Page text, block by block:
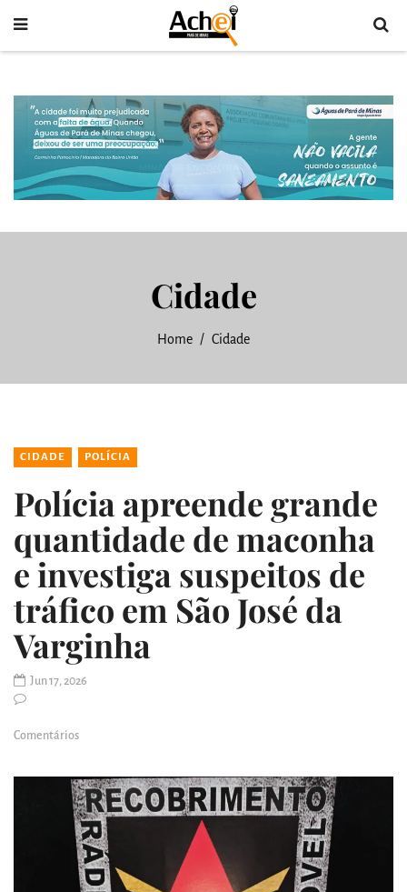
Cidade
Home Cidade
CIDADE POLÍCIA
Polícia apreende grande
quantidade de maconha
e investiga suspeitos de
tráfico em São José da
Varginha
Jun 17, 2026
Comentários